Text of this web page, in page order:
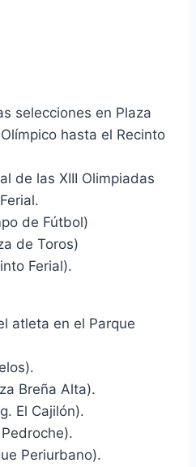
selecciones en Plaza
hasta el Recinto
de las XIII Olimpiadas
de Fútbol)
de Toros)
Ferial).
atleta en el Parque
Breña Alta).
El Cajilón).
Periurbano).